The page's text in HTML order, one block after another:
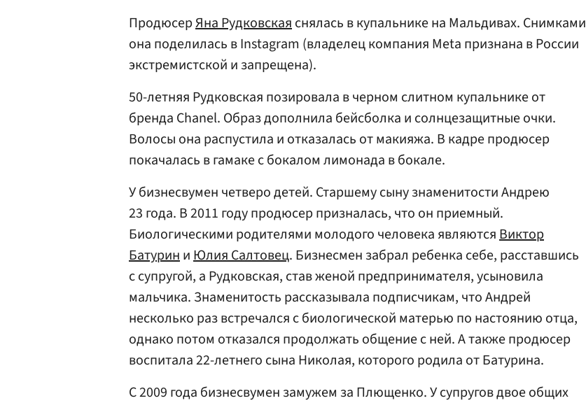
ПродюсерЯна Рудковскаяснялась в купальнике на Мальдивах. Снимками
она поделилась в Instagram (владелец компания Meta признана в России
экстремистской и запрещена).
50-летняя Рудковская позировала в черном слитном купальнике от
бренда Chanel. Образ дополнила бейсболка и солнцезащитные очки.
Волосы она распустила и отказалась от макияжа. В кадре продюсер
покачалась в гамаке с бокалом лимонада в бокале.
У бизнесвумен четверо детей. Старшему сыну знаменитости Андрею
23 года. В 2011 году продюсер призналась, что он приемный.
Биологическими родителями молодого человека являютсяВиктор
БатуриниЮлия Салтовец. Бизнесмен забрал ребенка себе, расставшись
с супругой, а Рудковская, став женой предпринимателя, усыновила
мальчика. Знаменитость рассказывала подписчикам, что Андрей
несколько раз встречался с биологической матерью по настоянию отца,
однако потом отказался продолжать общение с ней. А также продюсер
воспитала 22-летнего сына Николая, которого родила от Батурина.
С 2009 года бизнесвумен замужем за Плющенко. У супругов двое общих